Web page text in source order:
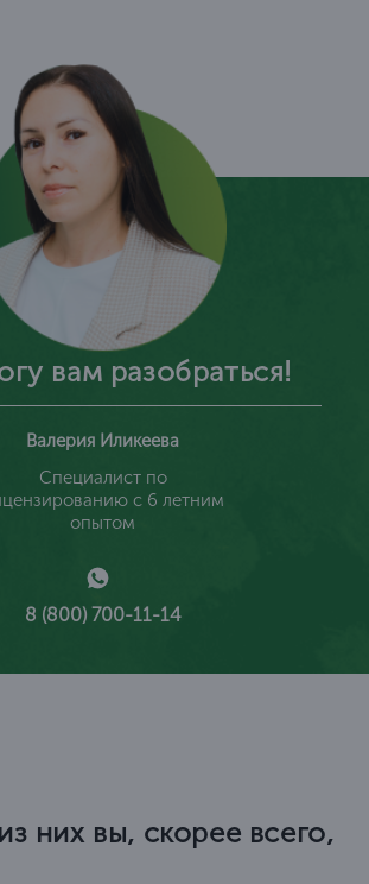
вам разобраться!
Валерия Иликеева
Специалист по
с 6 летним
опытом
8 (800) 700-11-14
них вы, скорее всего,